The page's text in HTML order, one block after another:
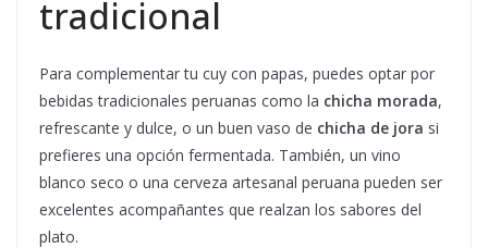
tradicional
Para complementar tu cuy con papas, puedes optar por
bebidas tradicionales peruanas como la chicha morada,
refrescante y dulce, o un buen vaso de chicha de jora si
prefieres una opción fermentada. También, un vino
blanco seco o una cerveza artesanal peruana pueden ser
excelentes acompañantes que realzan los sabores del
plato.